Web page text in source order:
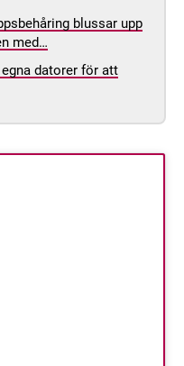
blussar upp
med…
datorer för att